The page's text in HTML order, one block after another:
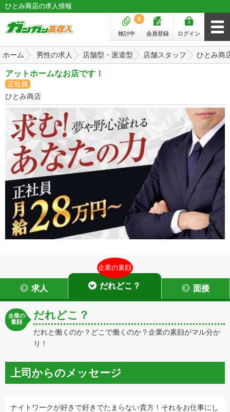
ひとみ商店の求人情報
ログイン
会員登録
検討中
0
ホーム 男性の求人 店舗型・派遣型 店舗スタッフ ひとみ商
アットホームなお店です！
正社員
ひとみ商店
求人
企業の素顔
だれどこ？ 面接
企業の
素顔
だれどこ？
だれと働くのか？どこで働くのか？企業の素顔がマル分か
り！
上司からのメッセージ
ナイトワークが好きで好きでたまらない貴方！それをお仕事にし